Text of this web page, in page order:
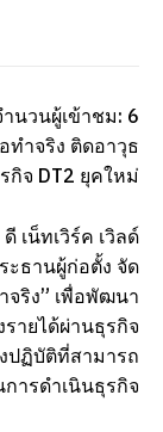
ำนวนผู้เข้าชม: 6
ทำจริง ติดอาวุธ
กิจ DT2 ยุคใหม่
เน็ทเวิร์ค เวิลด์
ะธานผู้ก่อตั้ง จัด
ริง” เพื่อพัฒนา
ายได้ผ่านธุรกิจ
ปฏิบัติที่สามารถ
ารดำเนินธุรกิจ